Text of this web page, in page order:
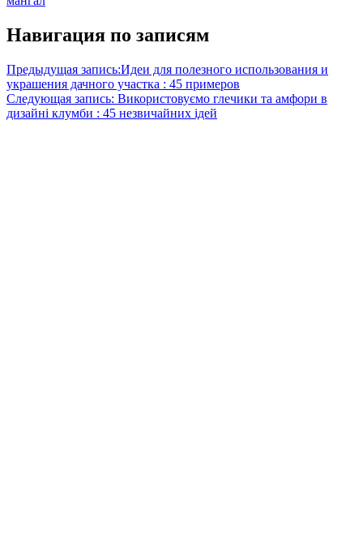
Навигация по записям
Предыдущая запись:Идеи для полезного использования и
украшения дачного участка : 45 примеров
Следующая запись: Використовуємо глечики та амфори в
дизайні клумби : 45 незвичайних ідей